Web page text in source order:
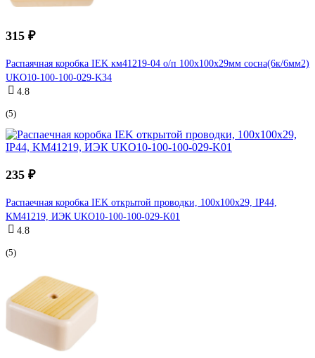
315 ₽
Распаячная коробка IEK км41219-04 о/п 100x100x29мм сосна(6к/6мм2)
UKO10-100-100-029-K34
4.8
(5)
235 ₽
Распаечная коробка IEK открытой проводки, 100x100x29, IP44,
KM41219, ИЭК UKO10-100-100-029-K01
4.8
(5)